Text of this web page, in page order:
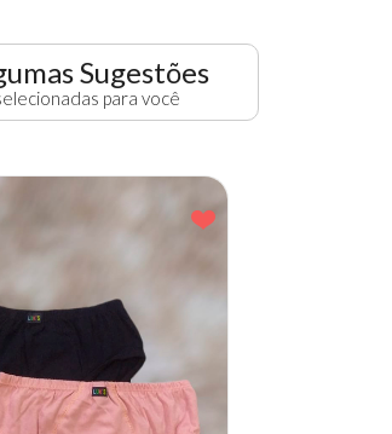
Sugestões
para você